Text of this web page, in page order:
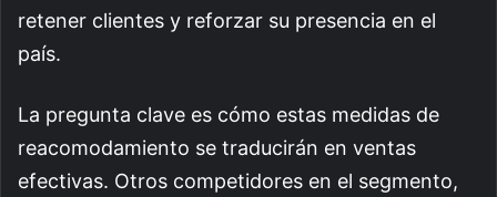
retener clientes y reforzar su presencia en el
país.
La pregunta clave es cómo estas medidas de
reacomodamiento se traducirán en ventas
efectivas. Otros competidores en el segmento,